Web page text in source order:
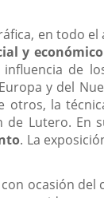
en todo
y
de
y del
la
Lutero. En
. La
ocasión del